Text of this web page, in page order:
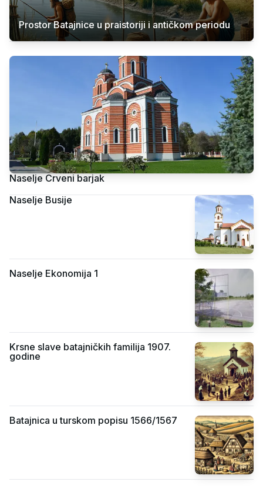
Prostor Batajnice u praistoriji i antičkom periodu
Naselje Crveni barjak
Naselje Busije
Naselje Ekonomija 1
Krsne slave batajničkih familija 1907.
godine
Batajnica u turskom popisu 1566/1567